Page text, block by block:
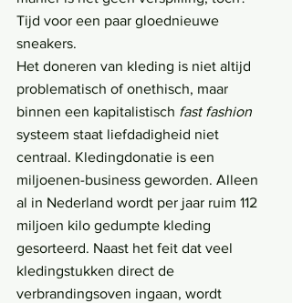
Tijd voor een paar gloednieuwe
sneakers.
Het doneren van kleding is niet altijd
problematisch of onethisch, maar
binnen een kapitalistisch fast fashion
systeem staat liefdadigheid niet
centraal. Kledingdonatie is een
miljoenen-business geworden. Alleen
al in Nederland wordt per jaar ruim 112
miljoen kilo gedumpte kleding
gesorteerd. Naast het feit dat veel
kledingstukken direct de
verbrandingsoven ingaan, wordt